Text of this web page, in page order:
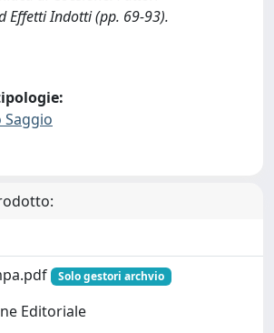
Effetti Indotti (pp. 69-93).
Saggio
Solo gestori archvio
Editoriale